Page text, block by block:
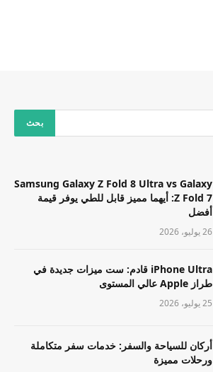
Samsung Galaxy Z Fold 8 Ultra vs Galaxy
Z Fold 7: أيهما مميز قابل للطي يوفر قيمة
أفضل
26 يوليو، 2026
iPhone Ultra قادم: ست ميزات جديدة في
طراز Apple عالي المستوى
25 يوليو، 2026
أركان للسياحة والسفر: خدمات سفر متكاملة
ورحلات مميزة